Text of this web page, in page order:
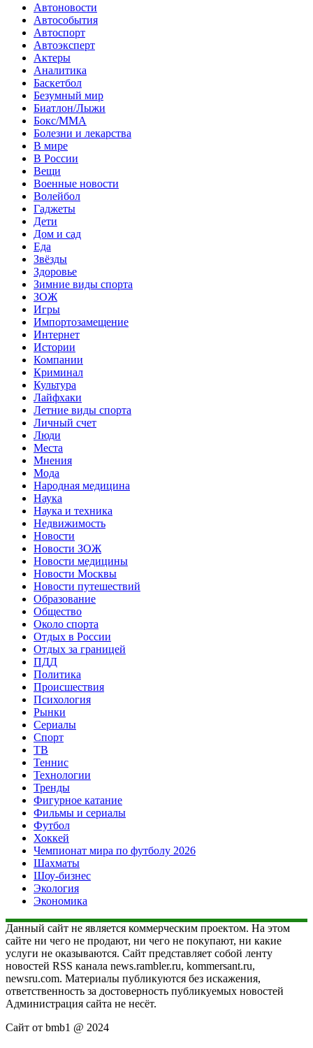
Автоновости
Автособытия
Автоспорт
Автоэксперт
Актеры
Аналитика
Баскетбол
Безумный мир
Биатлон/Лыжи
Бокс/MMA
Болезни и лекарства
В мире
В России
Вещи
Военные новости
Волейбол
Гаджеты
Дети
Дом и сад
Еда
Звёзды
Здоровье
Зимние виды спорта
ЗОЖ
Игры
Импортозамещение
Интернет
Истории
Компании
Криминал
Культура
Лайфхаки
Летние виды спорта
Личный счет
Люди
Места
Мнения
Мода
Народная медицина
Наука
Наука и техника
Недвижимость
Новости
Новости ЗОЖ
Новости медицины
Новости Москвы
Новости путешествий
Образование
Общество
Около спорта
Отдых в России
Отдых за границей
ПДД
Политика
Происшествия
Психология
Рынки
Сериалы
Спорт
ТВ
Теннис
Технологии
Тренды
Фигурное катание
Фильмы и сериалы
Футбол
Хоккей
Чемпионат мира по футболу 2026
Шахматы
Шоу-бизнес
Экология
Экономика
Данный сайт не является коммерческим проектом. На этом
сайте ни чего не продают, ни чего не покупают, ни какие
услуги не оказываются. Сайт представляет собой ленту
новостей RSS канала news.rambler.ru, kommersant.ru,
newsru.com. Материалы публикуются без искажения,
ответственность за достоверность публикуемых новостей
Администрация сайта не несёт.
Сайт от bmb1 @ 2024